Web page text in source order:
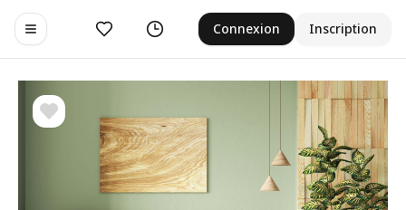
Toggle navigation menu
Aimer Historique Connexion Inscription